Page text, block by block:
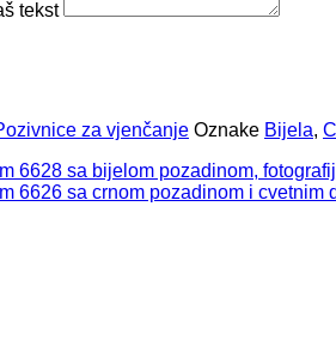
tekst
za vjenčanje Oznake Bijela,